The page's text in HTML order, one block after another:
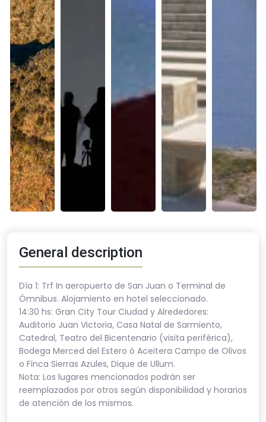
General description
Día 1: Trf In aeropuerto de San Juan o Terminal de
Ómnibus. Alojamiento en hotel seleccionado.
14:30 hs: Gran City Tour Ciudad y Alrededores:
Auditorio Juan Victoria, Casa Natal de Sarmiento,
Catedral, Teatro del Bicentenario (visita periférica),
Bodega Merced del Estero ó Aceitera Campo de Olivos
o Finca Sierras Azules, Dique de Ullum.
Nota: Los lugares mencionados podrán ser
reemplazados por otros según disponibilidad y horarios
de atención de los mismos.